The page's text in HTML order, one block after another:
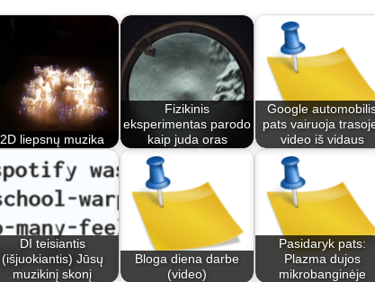
2D liepsnų muzika
Fizikinis
eksperimentas parodo
kaip juda oras
Google
pats vairuoja
video iš vidaus
DI teisiantis
(išjuokiantis) Jūsų
muzikinį skonį
Bloga diena darbe
(video)
Pasidaryk pats:
Plazma dujos
mikrobanginėje